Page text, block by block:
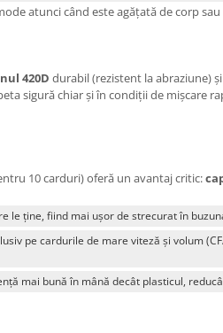
atunci când este agățată de corp sau
420D durabil (rezistent la abraziune)
sigură chiar și în condiții de mișcare
10 carduri) oferă un avantaj critic:
le ține, fiind mai ușor de strecurat în
pe cardurile de mare viteză și volum
mai bună în mână decât plasticul,